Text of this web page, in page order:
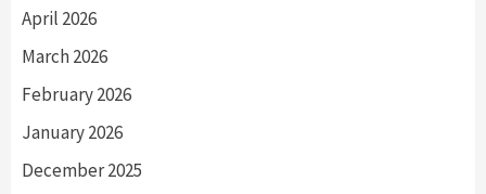
April 2026
March 2026
February 2026
January 2026
December 2025